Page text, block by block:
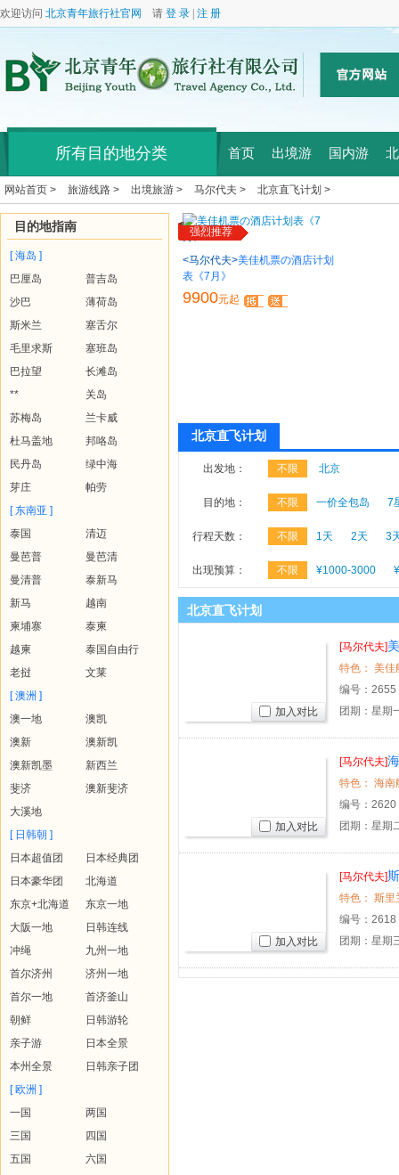
欢迎访问 北京青年旅行社官网 请 登 录 注 册
所有目的地分类 首页 出境游 国内游
网站首页 > 旅游线路 > 出境旅游 > 马尔代夫 > 北京直飞计划 >
目的地指南
[ 海岛 ]
巴厘岛
普吉岛
沙巴
薄荷岛
斯米兰
塞舌尔
毛里求斯
塞班岛
巴拉望
长滩岛
**
关岛
苏梅岛
兰卡威
杜马盖地
邦咯岛
民丹岛
绿中海
芽庄
帕劳
[ 东南亚 ]
泰国
清迈
曼芭普
曼芭清
曼清普
泰新马
新马
越南
柬埔寨
泰柬
越柬
泰国自由行
老挝
文莱
[ 澳洲 ]
澳一地
澳凯
澳新
澳新凯
澳新凯墨
新西兰
斐济
澳新斐济
大溪地
[ 日韩朝 ]
日本超值团
日本经典团
日本豪华团
北海道
东京+北海道
东京一地
大阪一地
日韩连线
冲绳
九州一地
首尔济州
济州一地
首尔一地
首济釜山
朝鲜
日韩游轮
亲子游
日本全景
本州全景
日韩亲子团
[ 欧洲 ]
一国
两国
三国
四国
五国
六国
强烈推荐
<马尔代夫>美佳机票の酒店计划
表《7月》
9900元起
北京直飞计划
出发地： 不限 北京
目的地： 不限 一价全包岛 7
行程天数： 不限 1天 2天 3
出现预算： 不限 ¥1000-3000
北京直飞计划
[马尔代夫]
编号： 2655
团期：星期
加入对比
[马尔代夫]
编号： 2620
团期：星期
加入对比
[马尔代夫]
编号： 2618
团期：星期
加入对比